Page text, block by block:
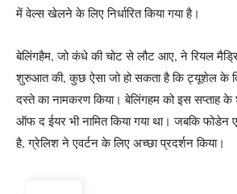
में वेल्स खेलने के लिए निर्धारित किया गया है।
बेलिंगहैम, जो कंधे की चोट से लौट आए, ने रियल
शुरुआत की, कुछ ऐसा जो हो सकता है कि ट्यूशेल के
दस्ते का नामकरण किया। बेलिंगहम को इस सप्ताह
ऑफ द ईयर भी नामित किया गया था। जबकि फोडेन
है, ग्रेलिश ने एवर्टन के लिए अच्छा प्रदर्शन किया।